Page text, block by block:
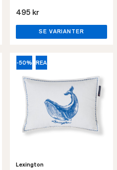
495 kr
SE VARIANTER
-50% REA
Lexington